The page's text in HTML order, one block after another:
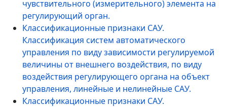
чувствительного (измерительного) элемента на
регулирующий орган.
Классификационные признаки САУ.
Классификация систем автоматического
управления по виду зависимости регулируемой
величины от внешнего воздействия, по виду
воздействия регулирующего органа на объект
управления, линейные и нелинейные САУ.
Классификационные признаки САУ.